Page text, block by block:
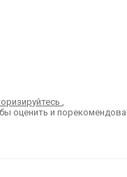
,
оценить и